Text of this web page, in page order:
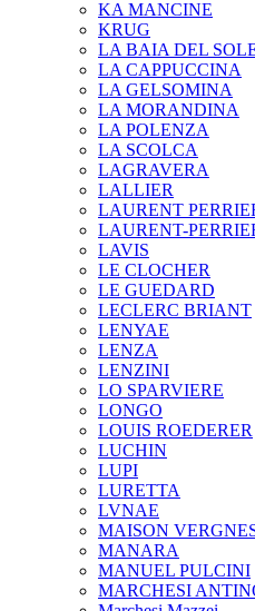
KA MANCINE
KRUG
LA BAIA DEL
LA CAPPUCCINA
LA GELSOMINA
LA MORANDINA
LA POLENZA
LA SCOLCA
LAGRAVERA
LALLIER
LAURENT
LAURENT-
LAVIS
LE CLOCHER
LE GUEDARD
LECLERC BRIANT
LENYAE
LENZA
LENZINI
LO SPARVIERE
LONGO
LOUIS ROEDERER
LUCHIN
LUPI
LURETTA
LVNAE
MAISON
MANARA
MANUEL PULCINI
MARCHESI